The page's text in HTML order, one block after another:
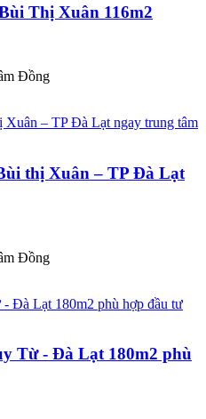
Thị Xuân 116m2
Đồng
thị Xuân – TP Đà Lạt
Đồng
Từ - Đà Lạt 180m2 phù